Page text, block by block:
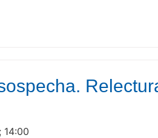
14:00